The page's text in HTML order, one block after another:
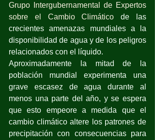
Grupo Intergubernamental de Expertos
sobre el Cambio Climático de las
crecientes amenazas mundiales a la
disponibilidad de agua y de los peligros
relacionados con el líquido.
Aproximadamente la mitad de la
población mundial experimenta una
grave escasez de agua durante al
menos una parte del año, y se espera
que esto empeore a medida que el
cambio climático altere los patrones de
precipitación con consecuencias para